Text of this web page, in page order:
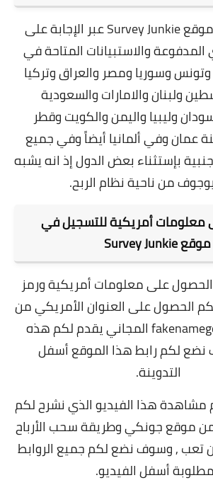
يمكن الربح من موقع Survey Junkie عبر الإجابة على
المدفوعة والاستبيانات المتاحة في
وتونس وسوريا ومصر والعراق وتركيا
ولبنان والامارات والسعودية
وليبيا واليمن والكويت وقطر
عمان وفي ألمانيا أيضاً وفي جميع
بإستثناء بعض الدول إذ انه يشبه
من ناحية نظام الربح.
معلومات أمريكية للتسجيل في
موقع Survey Junkie
الحصول على معلومات أمريكية ورمز
الحصول على العنوان الأمريكي من
موقع fakenamegenerator المجاني يقدم لكم هذه
لكم رابط هذا الموقع أسفل
التدوينة.
مشاهدة هذا الفيديو الذي نشرح لكم
موقع جونكي وطريقة سحب الأرباح
تعب , وسوف نضع لكم جميع الروابط
أسفل الفيديو.